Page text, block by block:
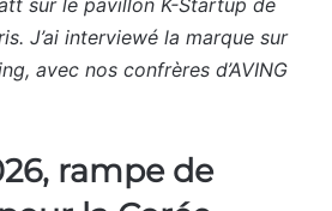
J’ai interviewé la marque sur
avec nos confrères d’AVING
rampe de